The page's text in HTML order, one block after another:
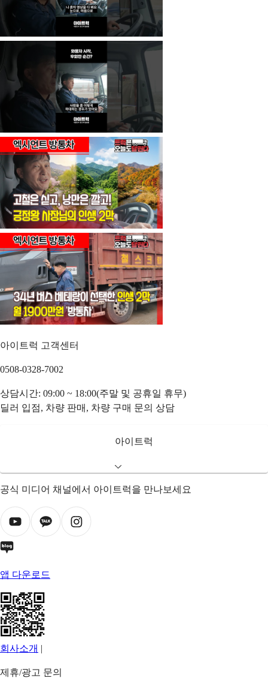
아이트럭 고객센터
0508-0328-7002
상담시간: 09:00 ~ 18:00(주말 및 공휴일 휴무)
딜러 입점, 차량 판매, 차량 구매 문의 상담
아이트럭
공식 미디어 채널에서 아이트럭을 만나보세요
앱 다운로드
회사소개 |
제휴/광고 문의